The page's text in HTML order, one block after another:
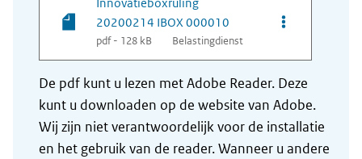
20200214 IBOX 000010
pdf - 128 kB Belastingdienst
Opties van
De pdf kunt u lezen met Adobe Reader. Deze
kunt u downloaden op de website van Adobe.
Wij zijn niet verantwoordelijk voor de installatie
en het gebruik van de reader. Wanneer u andere